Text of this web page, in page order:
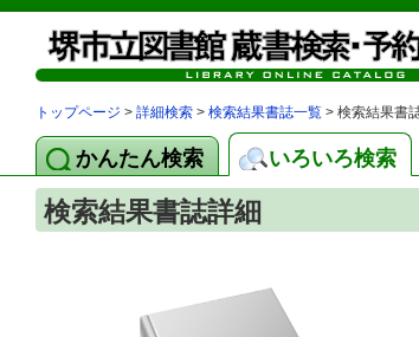
トップページ > 詳細検索 > 検索結果書誌一覧 > 検索結果書
かんたん検索 いろいろ検索
検索結果書誌詳細